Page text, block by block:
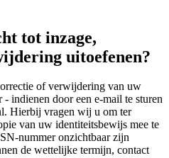
tot inzage,
uitoefenen?
of verwijdering van uw
indienen door een e-mail te sturen
Hierbij vragen wij u om ter
van uw identiteitsbewijs mee te
nummer onzichtbaar zijn
de wettelijke termijn, contact